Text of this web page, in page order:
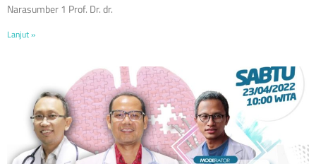
Narasumber 1 Prof. Dr. dr.
Lanjut »